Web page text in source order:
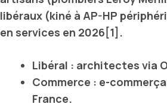
libéraux (kiné à AP-HP
en services en 2026[1].
Libéral : architectes via
Commerce : e-
France.